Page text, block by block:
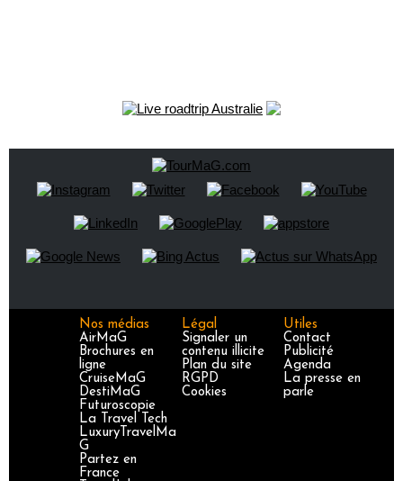
Nos médias
AirMaG
Brochures en
ligne
CruiseMaG
DestiMaG
Futuroscopie
La Travel Tech
LuxuryTravelMa
G
Partez en
France
Légal
Signaler un
contenu illicite
Plan du site
RGPD
Cookies
Utiles
Contact
Publicité
Agenda
La presse en
parle